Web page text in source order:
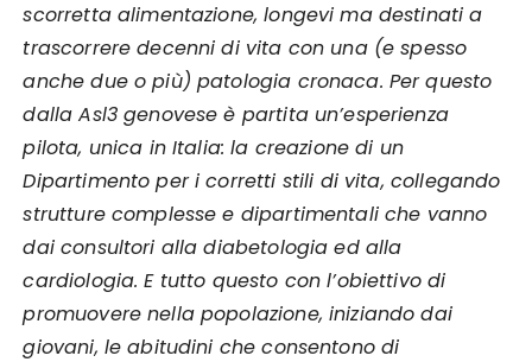
scorretta alimentazione, longevi ma destinati a
trascorrere decenni di vita con una (e spesso
anche due o più) patologia cronaca. Per questo
dalla Asl3 genovese è partita un’esperienza
pilota, unica in Italia: la creazione di un
Dipartimento per i corretti stili di vita, collegando
strutture complesse e dipartimentali che vanno
dai consultori alla diabetologia ed alla
cardiologia. E tutto questo con l’obiettivo di
promuovere nella popolazione, iniziando dai
giovani, le abitudini che consentono di